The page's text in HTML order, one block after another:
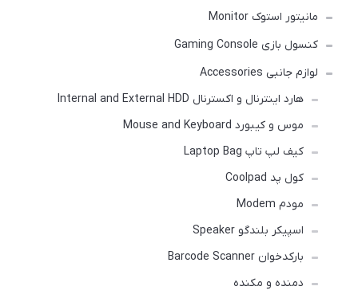
مانیتور استوک Monitor
کنسول بازی Gaming Console
لوازم جانبی Accessories
هارد اینترنال و اکسترنال Internal and External HDD
موس و کیبورد Mouse and Keyboard
کیف لپ تاپ Laptop Bag
کول پد Coolpad
مودم Modem
اسپیکر بلندگو Speaker
بارکدخوان Barcode Scanner
دمنده و مکنده